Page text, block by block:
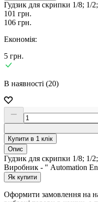
Гудзик для скрипки 1/8; 1/
101 грн.
106 грн.
Економія:
5 грн.
В наявності (20)
Купити в 1 клік
Опис
Гудзик для скрипки 1/8; 1/
Виробник - " Automation
Як купити
Оформити замовлення на